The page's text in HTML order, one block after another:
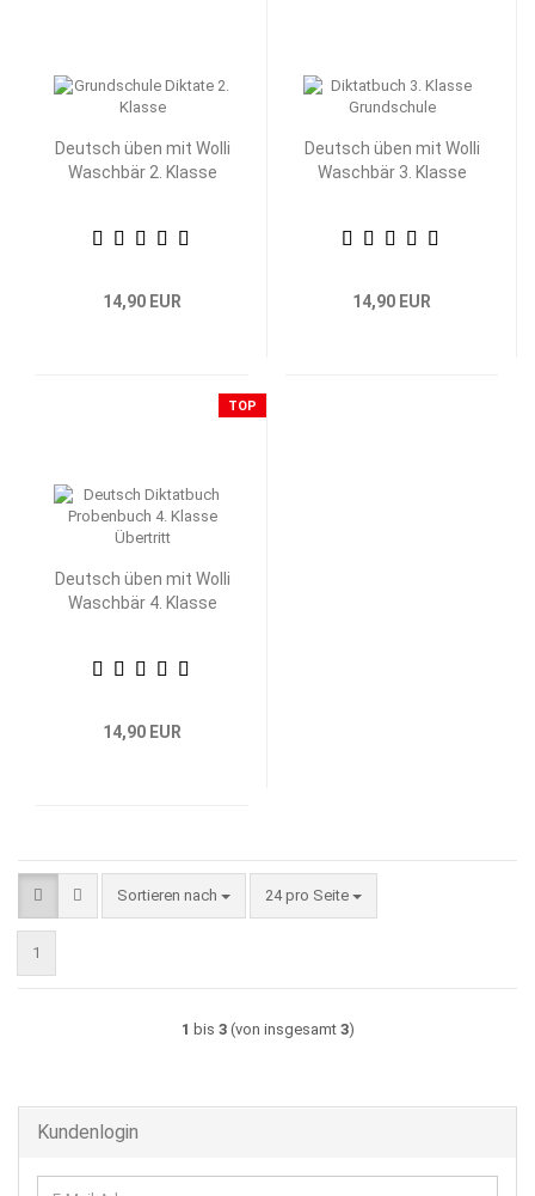
Deutsch üben mit Wolli
Waschbär 2. Klasse
14,90 EUR
Deutsch üben mit Wolli
Waschbär 3. Klasse
14,90 EUR
TOP
Deutsch üben mit Wolli
Waschbär 4. Klasse
14,90 EUR
Sortieren nach
Sortieren nach 24 pro Seite
pro Seite
1
1 bis 3(von insgesamt 3)
Kundenlogin